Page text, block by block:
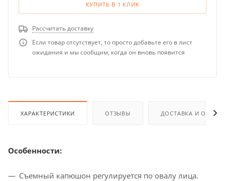
КУПИТЬ В 1 КЛИК
Рассчитать доставку
Если товар отсутствует, то просто добавьте его в лист
ожидания и мы сообщим, когда он вновь появится
ХАРАКТЕРИСТИКИ ОТЗЫВЫ ДОСТАВКА И
Особенности:
Съемный капюшон регулируется по овалу лица.